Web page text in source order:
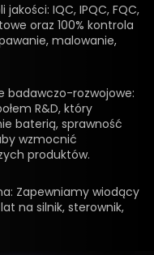
IQC, IPQC, FQC,
oraz 100% kontrola
malowanie,
badawczo-rozwojowe:
R&D, który
baterią, sprawność
wzmocnić
produktów.
Zapewniamy wiodący
na silnik, sterownik,